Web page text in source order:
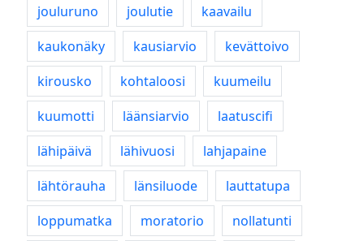
jouluruno
joulutie
kaavailu
kaukonäky
kausiarvio
kevättoivo
kirousko
kohtaloosi
kuumeilu
kuumotti
läänsiarvio
laatuscifi
lähipäivä
lähivuosi
lahjapaine
lähtörauha
länsiluode
lauttatupa
loppumatka
moratorio
nollatunti